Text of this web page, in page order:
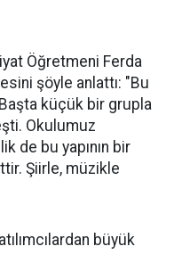
Öğretmeni Ferda
şöyle anlattı: "Bu
küçük bir grupla
Okulumuz
de bu yapının bir
Şiirle, müzikle
büyük